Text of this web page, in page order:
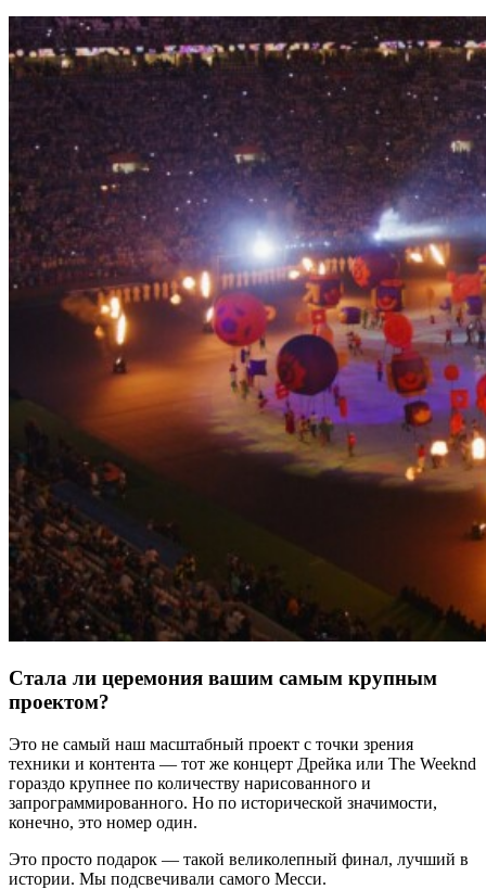
Стала ли церемония вашим самым крупным
проектом?
Это не самый наш масштабный проект с точки зрения
техники и контента — тот же концерт Дрейка или The Weeknd
гораздо крупнее по количеству нарисованного и
запрограммированного. Но по исторической значимости,
конечно, это номер один.
Это просто подарок — такой великолепный финал, лучший в
истории. Мы подсвечивали самого Месси.